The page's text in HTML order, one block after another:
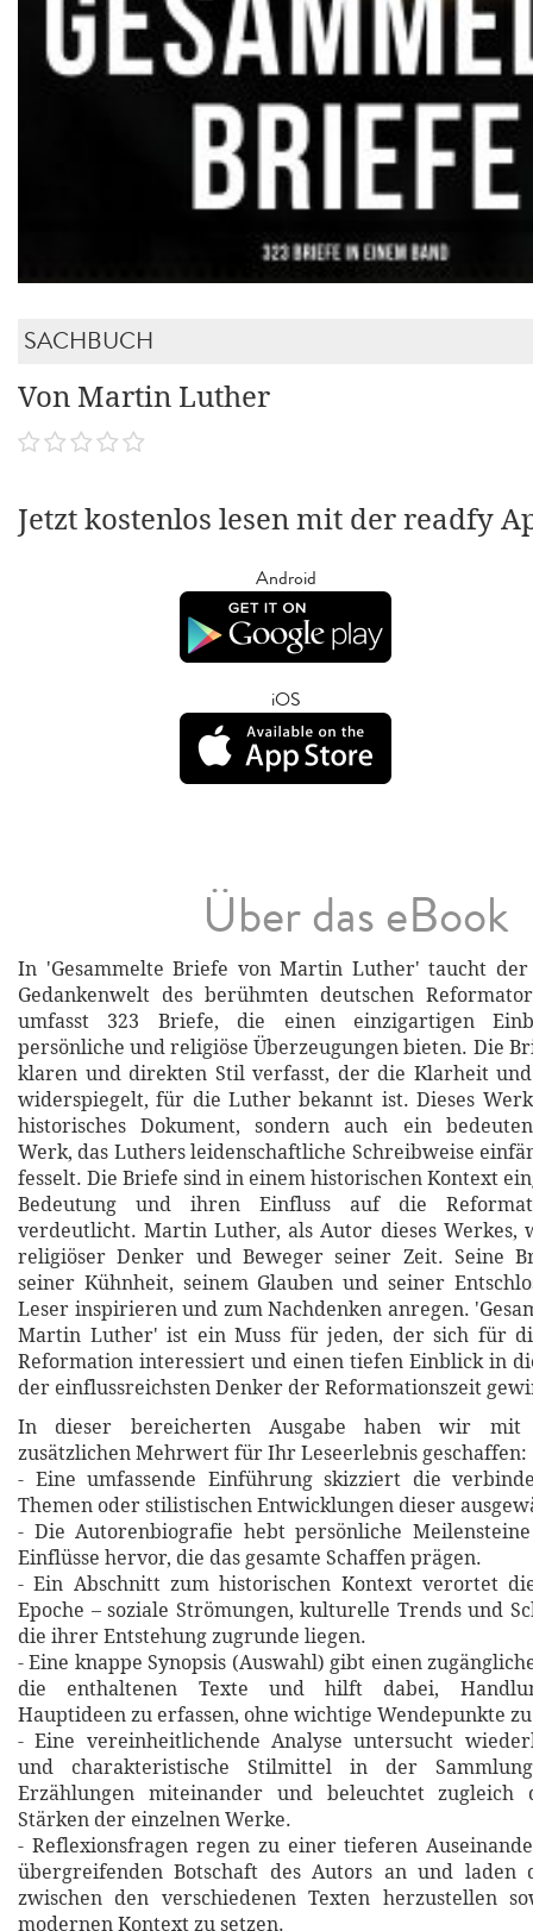
SACHBUCH
Von Martin Luther
Jetzt kostenlos lesen mit der readfy
Android
iOS
Über das eBook
In 'Gesammelte Briefe von Martin Luther' taucht
Gedankenwelt des berühmten deutschen
umfasst 323 Briefe, die einen einzigartigen
persönliche und religiöse Überzeugungen bieten. Die
klaren und direkten Stil verfasst, der die Klarheit und
widerspiegelt, für die Luther bekannt ist. Dieses
historisches Dokument, sondern auch ein
Werk, das Luthers leidenschaftliche Schreibweise
fesselt. Die Briefe sind in einem historischen Kontext
Bedeutung und ihren Einfluss auf die
verdeutlicht. Martin Luther, als Autor dieses Werkes,
religiöser Denker und Beweger seiner Zeit. Seine
seiner Kühnheit, seinem Glauben und seiner
Leser inspirieren und zum Nachdenken anregen.
Martin Luther' ist ein Muss für jeden, der sich für
Reformation interessiert und einen tiefen Einblick in
der einflussreichsten Denker der Reformationszeit
In dieser bereicherten Ausgabe haben wir mit
zusätzlichen Mehrwert für Ihr Leseerlebnis geschaffen:
- Eine umfassende Einführung skizziert die
Themen oder stilistischen Entwicklungen dieser
- Die Autorenbiografie hebt persönliche
Einflüsse hervor, die das gesamte Schaffen prägen.
- Ein Abschnitt zum historischen Kontext verortet
Epoche – soziale Strömungen, kulturelle Trends und
die ihrer Entstehung zugrunde liegen.
- Eine knappe Synopsis (Auswahl) gibt einen
die enthaltenen Texte und hilft dabei,
Hauptideen zu erfassen, ohne wichtige Wendepunkte
- Eine vereinheitlichende Analyse untersucht
und charakteristische Stilmittel in der
Erzählungen miteinander und beleuchtet zugleich
Stärken der einzelnen Werke.
- Reflexionsfragen regen zu einer tieferen
übergreifenden Botschaft des Autors an und laden
zwischen den verschiedenen Texten herzustellen
modernen Kontext zu setzen.